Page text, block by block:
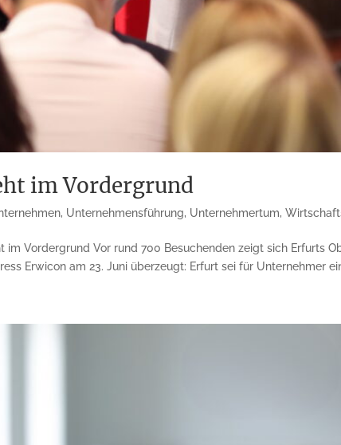
im Vordergrund
, Unternehmensführung, Unternehmertum,
im Vordergrund Vor rund 700 Besuchenden zeigt sich Erfurts
Erwicon am 23. Juni überzeugt: Erfurt sei für Unternehmer